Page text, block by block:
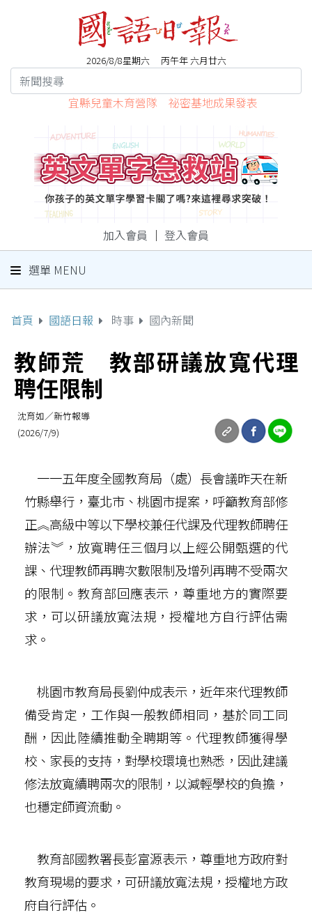
2026/8/8星期六 丙午年 六月廿六
宜縣兒童木育營隊 祕密基地成果發表
加入會員 ｜ 登入會員
選單 MENU
首頁 國語日報 時事 國內新聞
教師荒 教部研議放寬代理
聘任限制
沈育如／新竹報導
(2026/7/9)
一一五年度全國教育局（處）長會議昨天在新
竹縣舉行，臺北市、桃園市提案，呼籲教育部修
正︽高級中等以下學校兼任代課及代理教師聘任
辦法︾，放寬聘任三個月以上經公開甄選的代
課、代理教師再聘次數限制及增列再聘不受兩次
的限制。教育部回應表示，尊重地方的實際要
求，可以研議放寬法規，授權地方自行評估需
求。
桃園市教育局長劉仲成表示，近年來代理教師
備受肯定，工作與一般教師相同，基於同工同
酬，因此陸續推動全聘期等。代理教師獲得學
校、家長的支持，對學校環境也熟悉，因此建議
修法放寬續聘兩次的限制，以減輕學校的負擔，
也穩定師資流動。
教育部國教署長彭富源表示，尊重地方政府對
教育現場的要求，可研議放寬法規，授權地方政
府自行評估。